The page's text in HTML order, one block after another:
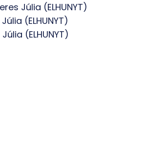
Júlia (ELHUNYT)
(ELHUNYT)
(ELHUNYT)